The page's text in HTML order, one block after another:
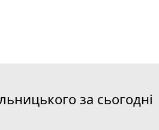
за сьогодні